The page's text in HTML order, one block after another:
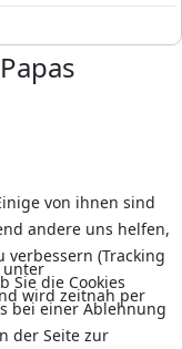
wird zeitnah per
von ihnen sind
andere uns helfen,
(Tracking
Sie die Cookies
bei einer Ablehnung
der Seite zur